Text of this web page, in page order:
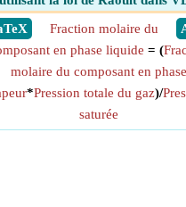
Fraction molaire du
en phase liquide = (
molaire du composant en phase
*Pression totale du gaz)/
saturée